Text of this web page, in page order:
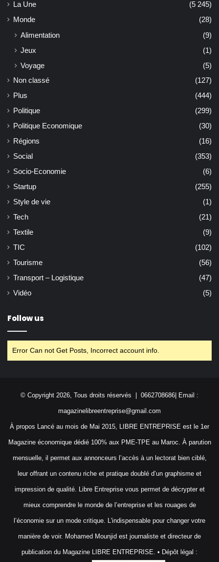
La Une
(5 245)
Monde
(28)
Alimentation
(9)
Jeux
(1)
Voyage
(5)
Non classé
(127)
Plus
(444)
Politique
(299)
Politique Economique
(30)
Régions
(16)
Social
(353)
Socio-Economie
(6)
Startup
(255)
Style de vie
(1)
Tech
(21)
Textile
(9)
TIC
(102)
Tourisme
(56)
Transport – Logistique
(47)
Vidéo
(5)
Follow us
Error Can not Get Posts, Incorrect account info.
© Copyright 2026, Tous droits réservés | 0662708686| Email :
magazinelibreentreprise@gmail.com
À propos Lancé au mois de Mai 2015, LIBRE ENTREPRISE est le 1er
Magazine économique dédié 100% aux PME-TPE au Maroc. À parution
mensuelle, il permet aux annonceurs l’accès à un lectorat bien ciblé,
leur offrant un contenu riche et pratique doublé d’un graphisme et
impression de qualité. Libre Entreprise vous permet de décrypter et
mieux comprendre le monde de l’entreprise et les rouages de
l’économie sur un mode critique. L'indispensable pour changer votre
manière de voir. Mohamed Mounjid est journaliste et directeur de
publication du Magazine LIBRE ENTREPRISE. • Dépôt légal :